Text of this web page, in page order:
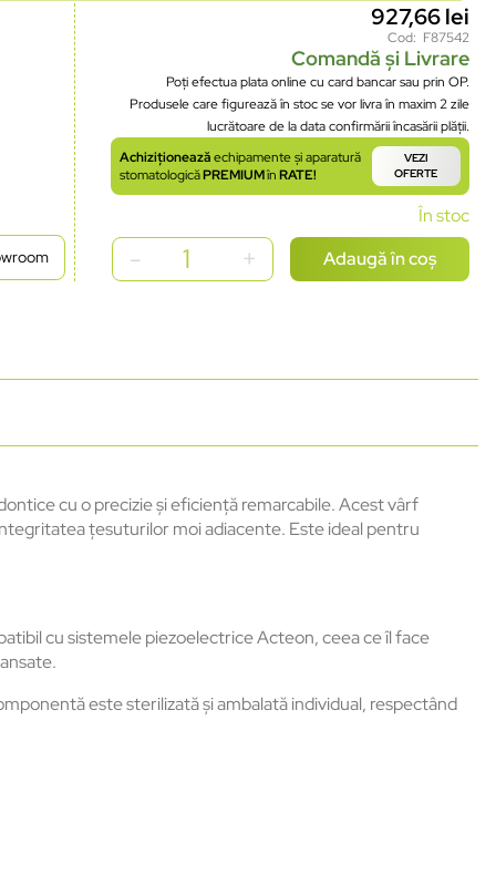
927,66lei
Cod: F87542
Comandă și Livrare
Poți efectua plata online cu card bancar sau prin OP.
Produsele care figurează în stoc se vor livra în maxim 2 zile
lucrătoare de la data confirmării încasării plății.
Achiziționeazăechipamente și aparatură
stomatologicăPREMIUMînRATE!
VEZI
OFERTE
În stoc
Adaugă în coș
cu o precizie și eficiență remarcabile. Acest vârf
țesuturilor moi adiacente. Este ideal pentru
cu sistemele piezoelectrice Acteon, ceea ce îl face
este sterilizată și ambalată individual, respectând